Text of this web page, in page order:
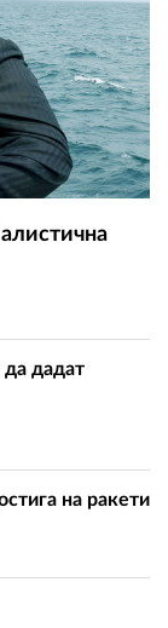
да дадат
на ракети